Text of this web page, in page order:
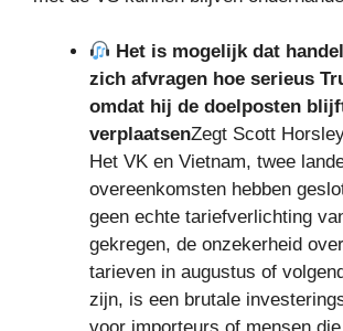
Het is mogelijk dat
zich afvragen hoe serieus
omdat hij de doelposten
verplaatsenZegt Scott
Het VK en Vietnam, twee
overeenkomsten hebben
geen echte tariefverlichting
gekregen, de onzekerheid
tarieven in augustus of
zijn, is een brutale